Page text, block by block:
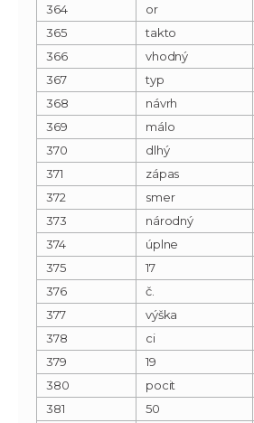
364
or
365
takto
366
vhodný
367
typ
368
návrh
369
málo
370
dlhý
371
zápas
372
smer
373
národný
374
úplne
375
17
376
č.
377
výška
378
ci
379
19
380
pocit
381
50